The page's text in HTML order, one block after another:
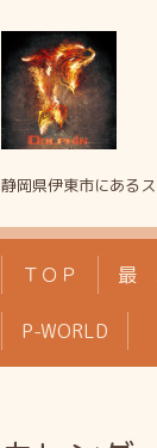
静岡県伊東市にある
ＴＯＰ 最
P-WORLD